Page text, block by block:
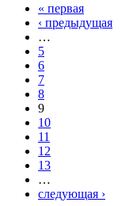
« первая
‹ предыдущая
…
5
6
7
8
9
10
11
12
13
…
следующая ›